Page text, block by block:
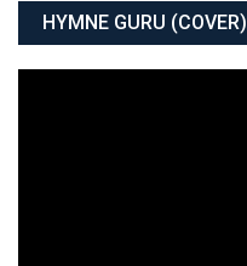
HYMNE GURU (COVER)